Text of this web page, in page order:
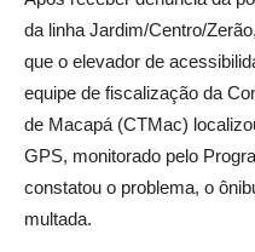
da linha Jardim/Centro/
que o elevador de
equipe de fiscalização da
de Macapá (CTMac)
GPS, monitorado pelo
constatou o problema, o
multada.